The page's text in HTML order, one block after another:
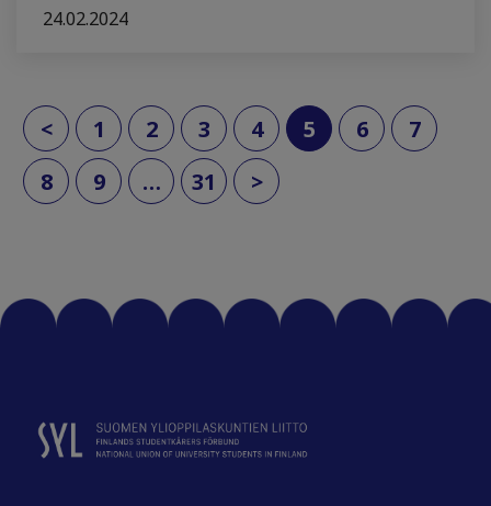
24.02.2024
< 1 2 3 4 5(current)
6
7
8
9 … 31 >